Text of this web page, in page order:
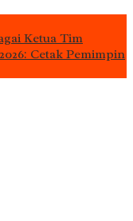
Ketua Tim
Cetak Pemimpin